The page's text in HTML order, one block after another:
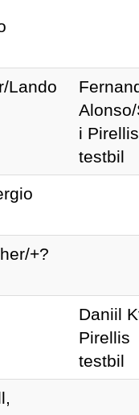
Lando
i Pirellis
testbil
+?
Daniil
Pirellis
testbil